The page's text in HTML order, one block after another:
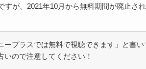
すが、2021年10月から無料期間が廃止され
ープラスでは無料で視聴できます」と書
いので注意してください！